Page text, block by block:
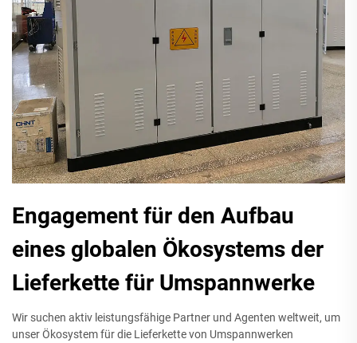
Engagement für den Aufbau
eines globalen Ökosystems der
Lieferkette für Umspannwerke
Wir suchen aktiv leistungsfähige Partner und Agenten weltweit, um
unser Ökosystem für die Lieferkette von Umspannwerken